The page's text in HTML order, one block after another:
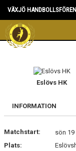
VÄXJÖ
HEM
KONTAKT & KANSLI
Eslövs HK
INFORMATION
Matchstart:
sön
Plats: